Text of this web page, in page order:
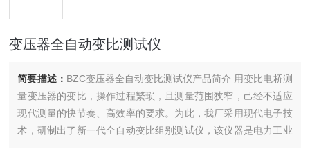
变压器全自动变比测试仪
简要描述： BZC变压器全自动变比测试仪产品简介 用变比电桥测
量变压器的变比，操作过程繁琐，且测量范围狭窄，己经不适应
现代测量的快节奏、高效率的要求。为此，我厂采用现代电子技
术，研制出了新一代全自动变比组别测试仪，该仪器是电力工业